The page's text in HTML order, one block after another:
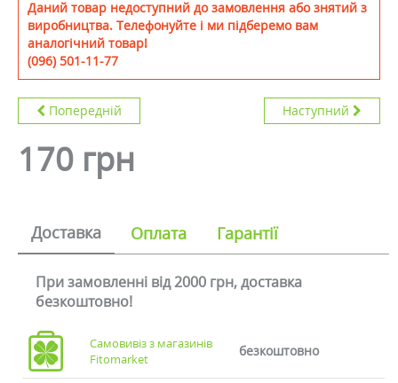
Даний товар недоступний до замовлення або знятий з
виробництва. Телефонуйте і ми підберемо вам
аналогічний товар!
(096) 501-11-77
Попередній Наступний
170 грн
Доставка Оплата Гарантії
При замовленні від 2000 грн, доставка
безкоштовно!
Самовивіз з магазинів
Fitomarket
безкоштовно